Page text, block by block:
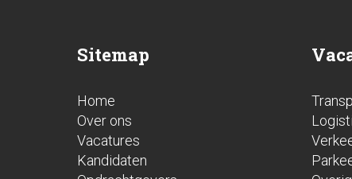
Sitemap
Home
Over ons
Vacatures
Kandidaten